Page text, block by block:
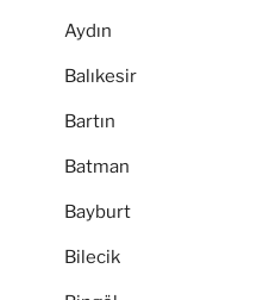
Aydın
Balıkesir
Bartın
Batman
Bayburt
Bilecik